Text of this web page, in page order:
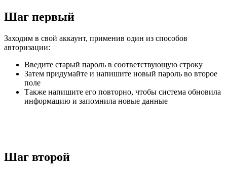
Шаг первый
Заходим в свой аккаунт, применив один из способов
авторизации:
Введите старый пароль в соответствующую строку
Затем придумайте и напишите новый пароль во второе
поле
Также напишите его повторно, чтобы система обновила
информацию и запомнила новые данные
Шаг второй